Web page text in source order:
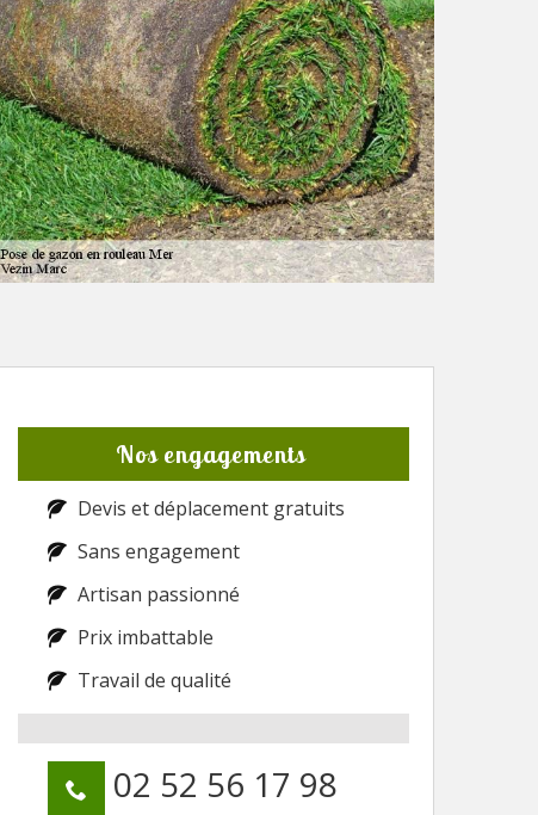
Nos engagements
Devis et déplacement gratuits
Sans engagement
Artisan passionné
Prix imbattable
Travail de qualité
02 52 56 17 98